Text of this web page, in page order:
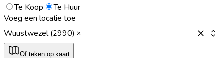
Te Koop
Te Huur
Voeg een locatie toe
Wuustwezel (2990)
Of teken op kaart